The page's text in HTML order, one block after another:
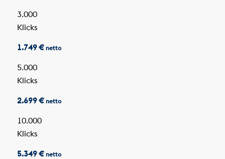
3.000
Klicks
1.749 € netto
5.000
Klicks
2.699 € netto
10.000
Klicks
5.349 € netto